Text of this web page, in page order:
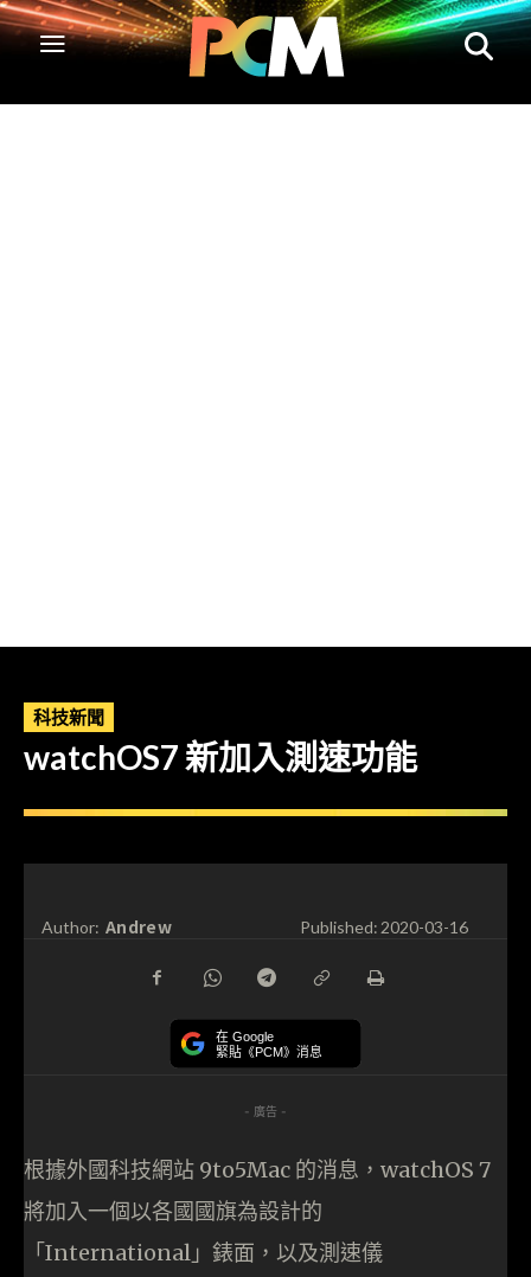
科技新聞
watchOS7 新加入測速功能
Author: Andrew Published:2020-03-16
在 Google
緊貼《PCM》消息
- 廣告 -
根據外國科技網站 9to5Mac 的消息，watchOS 7
將加入一個以各國國旗為設計的
「International」錶面，以及測速儀